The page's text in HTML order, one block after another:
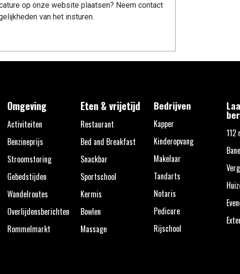
op onze website plaatsen? Neem contact
van het insturen.
Omgeving
Activiteiten
Benzineprijs
Stroomstoring
Gebedstijden
Wandelroutes
Overlijdensberichten
Rommelmarkt
Eten & vrijetijd
Restaurant
Bed and Breakfast
Snackbar
Sportschool
Kermis
Bowlen
Massage
Bedrijven
Kapper
Kinderopvang
Makelaar
Tandarts
Notaris
Pedicure
Rijschool
112